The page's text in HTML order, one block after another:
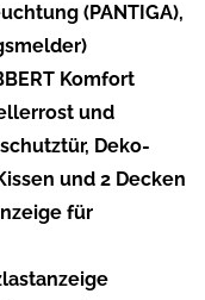
(PANTIGA),
Komfort
und
Deko-
und 2 Decken
für